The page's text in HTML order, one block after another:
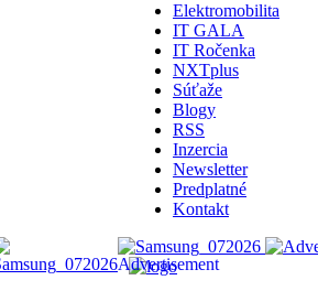
Elektromobilita
IT GALA
IT Ročenka
NXTplus
Súťaže
Blogy
RSS
Inzercia
Newsletter
Predplatné
Kontakt